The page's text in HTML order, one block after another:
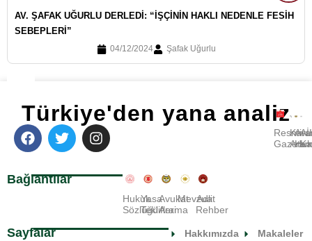
AV. ŞAFAK UĞURLU DERLEDI: “İŞÇININ HAKLI NEDENLE FESIH
SEBEPLERI”
04/12/2024 Şafak Uğurlu
Türkiye'den yana analiz
Bağlantılar
Hukuk
Sözlüğü
Yasa
Teklifleri
Avukat
Arama
Mevzuat
Adli
Rehber
Resmi
Gazete
Sayfalar
Hakkımızda
Makaleler